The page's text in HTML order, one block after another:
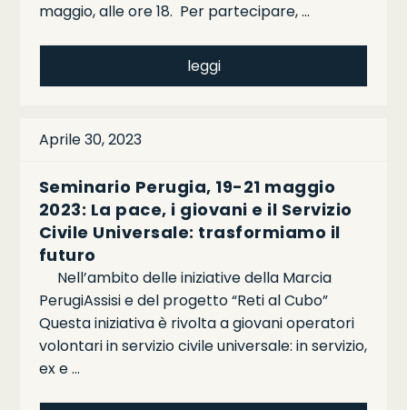
maggio, alle ore 18. Per partecipare, …
leggi
Aprile 30, 2023
Seminario Perugia, 19-21 maggio
2023: La pace, i giovani e il Servizio
Civile Universale: trasformiamo il
futuro
Nell’ambito delle iniziative della Marcia
PerugiAssisi e del progetto “Reti al Cubo”
Questa iniziativa è rivolta a giovani operatori
volontari in servizio civile universale: in servizio,
ex e …